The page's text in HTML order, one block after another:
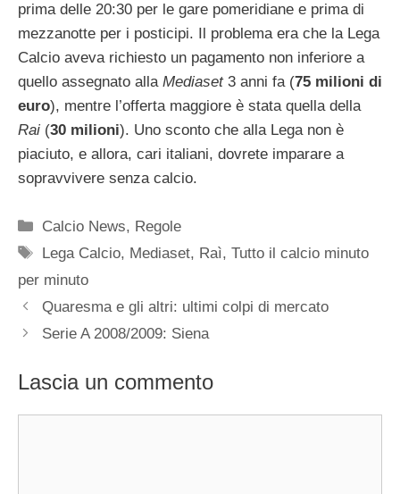
prima delle 20:30 per le gare pomeridiane e prima di
mezzanotte per i posticipi. Il problema era che la Lega
Calcio aveva richiesto un pagamento non inferiore a
quello assegnato alla Mediaset 3 anni fa (75 milioni di
euro), mentre l’offerta maggiore è stata quella della
Rai (30 milioni). Uno sconto che alla Lega non è
piaciuto, e allora, cari italiani, dovrete imparare a
sopravvivere senza calcio.
Categorie
Calcio News, Regole
Tag
Lega Calcio, Mediaset, Raì,Tutto il calcio minuto
per minuto
Quaresma e gli altri: ultimi colpi di mercato
Serie A 2008/2009: Siena
Lascia un commento